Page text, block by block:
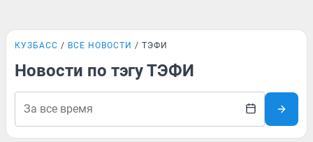
КУЗБАСС ВСЕ НОВОСТИ ТЭФИ
Новости по тэгу ТЭФИ